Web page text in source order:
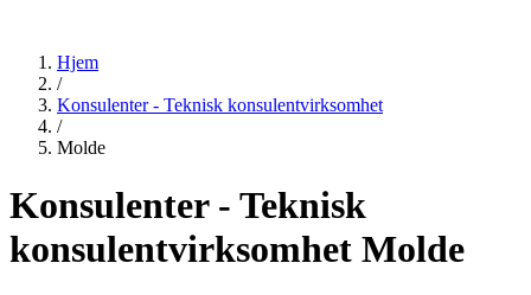
Hjem
/
Konsulenter - Teknisk konsulentvirksomhet
/
Molde
Konsulenter - Teknisk
konsulentvirksomhet Molde